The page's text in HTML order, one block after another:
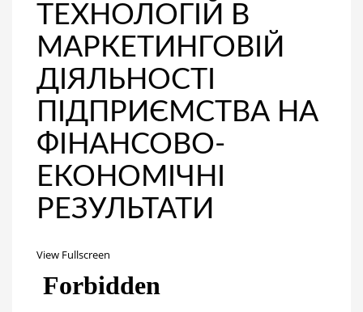
ТЕХНОЛОГІЙ В
МАРКЕТИНГОВІЙ
ДІЯЛЬНОСТІ
ПІДПРИЄМСТВА НА
ФІНАНСОВО-
ЕКОНОМІЧНІ
РЕЗУЛЬТАТИ
View Fullscreen